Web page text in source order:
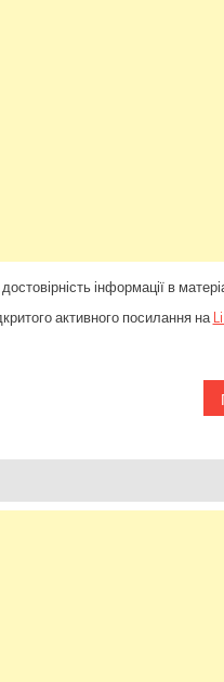
інформації в
активного посилання на